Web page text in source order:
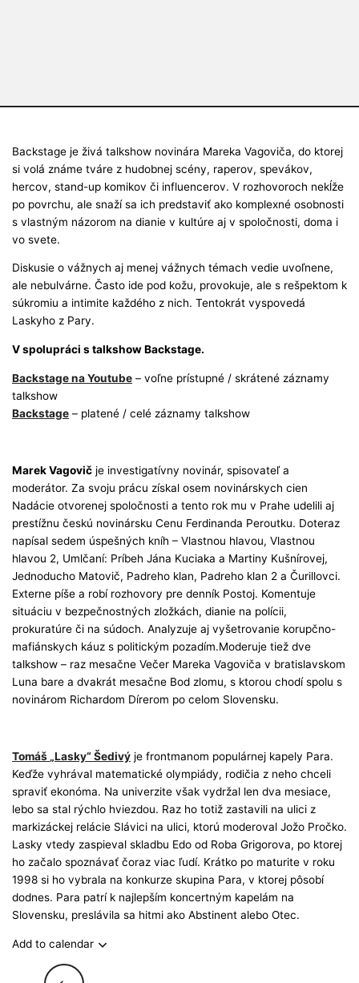
Backstage je živá talkshow novinára Mareka Vagoviča, do ktorej
si volá známe tváre z hudobnej scény, raperov, spevákov,
hercov, stand-up komikov či influencerov. V rozhovoroch nekĺže
po povrchu, ale snaží sa ich predstaviť ako komplexné osobnosti
s vlastným názorom na dianie v kultúre aj v spoločnosti, doma i
vo svete.
Diskusie o vážnych aj menej vážnych témach vedie uvoľnene,
ale nebulvárne. Často ide pod kožu, provokuje, ale s rešpektom k
súkromiu a intimite každého z nich. Tentokrát vyspovedá
Laskyho z Pary.
V spolupráci s talkshow Backstage.
Backstage na Youtube – voľne prístupné / skrátené záznamy
talkshow
Backstage – platené / celé záznamy talkshow
Marek Vagovič je investigatívny novinár, spisovateľ a
moderátor. Za svoju prácu získal osem novinárskych cien
Nadácie otvorenej spoločnosti a tento rok mu v Prahe udelili aj
prestížnu českú novinársku Cenu Ferdinanda Peroutku. Doteraz
napísal sedem úspešných kníh – Vlastnou hlavou, Vlastnou
hlavou 2, Umlčaní: Príbeh Jána Kuciaka a Martiny Kušnírovej,
Jednoducho Matovič, Padreho klan, Padreho klan 2 a Čurillovci.
Externe píše a robí rozhovory pre denník Postoj. Komentuje
situáciu v bezpečnostných zložkách, dianie na polícii,
prokuratúre či na súdoch. Analyzuje aj vyšetrovanie korupčno-
mafiánskych káuz s politickým pozadím.Moderuje tiež dve
talkshow – raz mesačne Večer Mareka Vagoviča v bratislavskom
Luna bare a dvakrát mesačne Bod zlomu, s ktorou chodí spolu s
novinárom Richardom Dírerom po celom Slovensku.
Tomáš „Lasky“ Šedivý je frontmanom populárnej kapely Para.
Keďže vyhrával matematické olympiády, rodičia z neho chceli
spraviť ekonóma. Na univerzite však vydržal len dva mesiace,
lebo sa stal rýchlo hviezdou. Raz ho totiž zastavili na ulici z
markizáckej relácie Slávici na ulici, ktorú moderoval Jožo Pročko.
Lasky vtedy zaspieval skladbu Edo od Roba Grigorova, po ktorej
ho začalo spoznávať čoraz viac ľudí. Krátko po maturite v roku
1998 si ho vybrala na konkurze skupina Para, v ktorej pôsobí
dodnes. Para patrí k najlepším koncertným kapelám na
Slovensku, preslávila sa hitmi ako Abstinent alebo Otec.
Add to calendar